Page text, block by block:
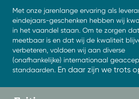
Met onze jarenlange ervaring als
eindejaars-geschenken hebben wij
in het vaandel staan. Om te zorgen
meetbaar is en dat wij de kwaliteit
verbeteren, voldoen wij aan diverse
(onafhankelijke) internationaal
standaarden. En daar zijn we trots